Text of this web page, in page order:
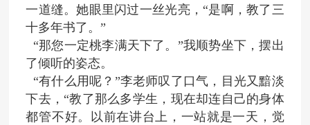
一道缝。她眼里闪过一丝光亮， “是啊，教了三
十多年书了。”
“那您一定桃李满天下了。”我顺势坐下，摆出
了倾听的姿态。
“有什么用呢？”李老师叹了口气，目光又黯淡
下去，“教了那么多学生，现在却连自己的身体
都管不好。以前在讲台上，一站就是一天，觉